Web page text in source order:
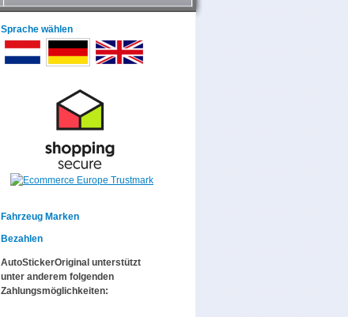
Sprache wählen
Fahrzeug Marken
Bezahlen
AutoStickerOriginal unterstützt
unter anderem folgenden
Zahlungsmöglichkeiten: